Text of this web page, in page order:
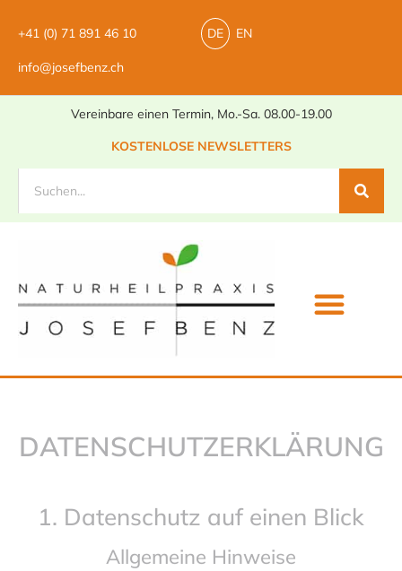
+41 (0) 71 891 46 10 DE EN
info@josefbenz.ch
Vereinbare einen Termin, Mo.-Sa. 08.00-19.00
KOSTENLOSE NEWSLETTERS
DATENSCHUTZERKLÄRUNG
1. Datenschutz auf einen Blick
Allgemeine Hinweise